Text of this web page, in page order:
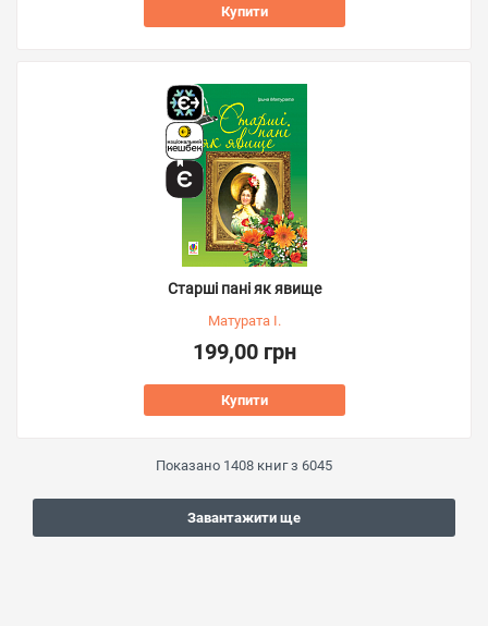
Купити
Старші пані як явище
Матурата І.
199,00 грн
Купити
Показано 1408 книг з 6045
Завантажити ще